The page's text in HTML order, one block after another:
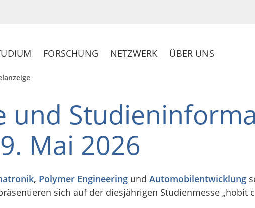
FORSCHUNG NETZWERK ÜBER UNS
und
Mai 2026
, Polymer Engineering und Automobilentwicklung
sich auf der diesjährigen Studienmesse „hobit